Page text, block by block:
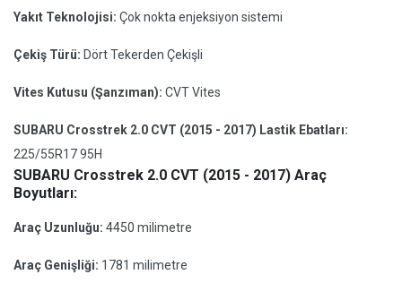
Yakıt Teknolojisi: Çok nokta enjeksiyon sistemi
Çekiş Türü: Dört Tekerden Çekişli
Vites Kutusu (Şanzıman): CVT Vites
SUBARU Crosstrek 2.0 CVT (2015 - 2017) Lastik Ebatları:
225/55R17 95H
SUBARU Crosstrek 2.0 CVT (2015 - 2017) Araç
Boyutları:
Araç Uzunluğu: 4450 milimetre
Araç Genişliği: 1781 milimetre